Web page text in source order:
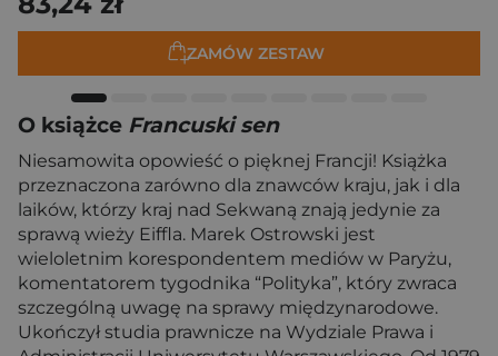
ZAMÓW ZESTAW
O książce Francuski sen
Niesamowita opowieść o pięknej Francji! Książka
przeznaczona zarówno dla znawców kraju, jak i dla
laików, którzy kraj nad Sekwaną znają jedynie za
sprawą wieży Eiffla. Marek Ostrowski jest
wieloletnim korespondentem mediów w Paryżu,
komentatorem tygodnika “Polityka”, który zwraca
szczególną uwagę na sprawy międzynarodowe.
Ukończył studia prawnicze na Wydziale Prawa i